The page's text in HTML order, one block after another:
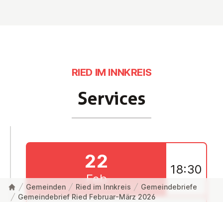
Services
RIED IM INNKREIS
22
Feb
18:30
Gemeinden Ried im Innkreis
Gemeindebriefe
Gemeindebrief Ried Februar-März 2026